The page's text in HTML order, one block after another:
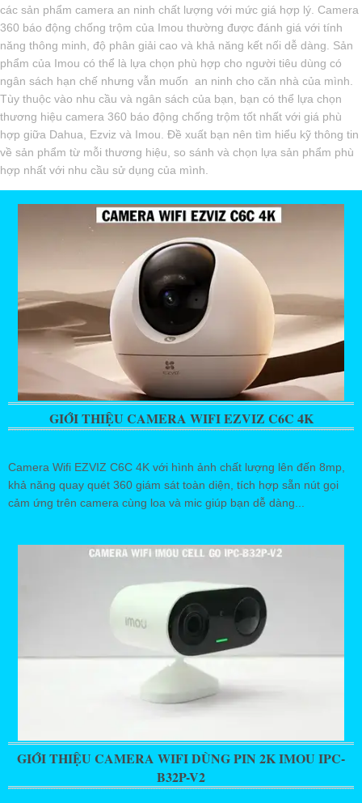
các sản phẩm camera an ninh chất lượng với mức giá hợp lý. Camera
360 báo động chống trộm của Imou thường được đánh giá với tính
năng thông minh, độ phân giải cao và khả năng kết nối dễ dàng. Sản
phẩm của Imou có thể là lựa chọn phù hợp cho người tiêu dùng có
ngân sách hạn chế nhưng vẫn muốn an ninh cho căn nhà của mình.
Tùy thuộc vào nhu cầu và ngân sách của bạn, bạn có thể lựa chọn
thương hiệu camera 360 báo động chống trộm tốt nhất với giá phù
hợp giữa Dahua, Ezviz và Imou. Đề xuất bạn nên tìm hiểu kỹ thông tin
về sản phẩm từ mỗi thương hiệu, so sánh và chọn lựa sản phẩm phù
hợp nhất với nhu cầu sử dụng của mình.
GIỚI THIỆU CAMERA WIFI EZVIZ C6C 4K
Camera Wifi EZVIZ C6C 4K với hình ảnh chất lượng lên đến 8mp,
khả năng quay quét 360 giám sát toàn diện, tích hợp sẵn nút gọi
cảm ứng trên camera cùng loa và mic giúp bạn dễ dàng...
GIỚI THIỆU CAMERA WIFI DÙNG PIN 2K IMOU IPC-
B32P-V2